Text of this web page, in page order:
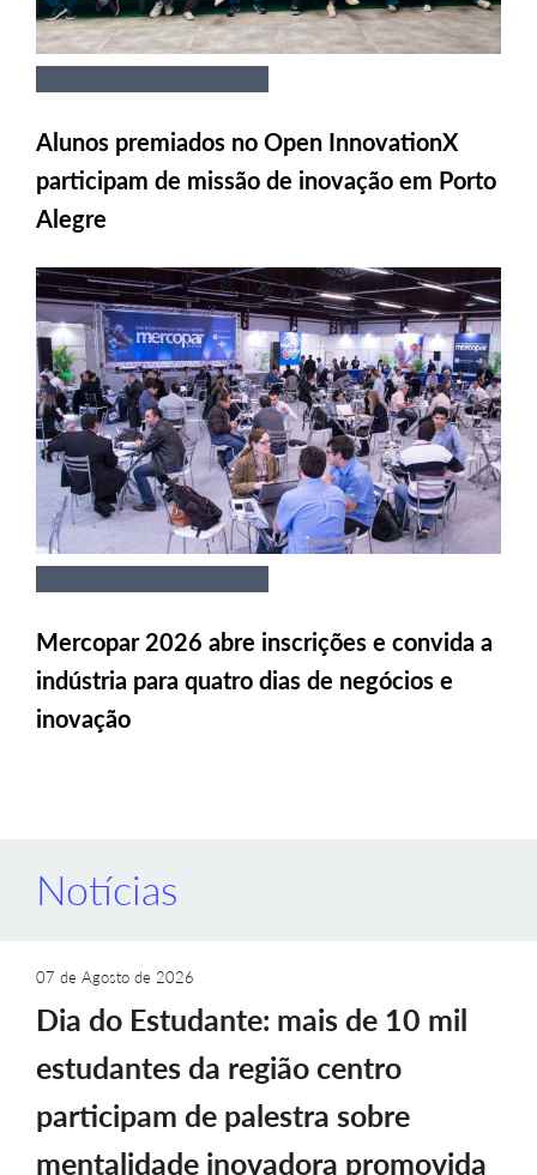
Alunos premiados no Open InnovationX
participam de missão de inovação em Porto
Alegre
Mercopar 2026 abre inscrições e convida a
indústria para quatro dias de negócios e
inovação
Notícias
07 de Agosto de 2026
Dia do Estudante: mais de 10 mil
estudantes da região centro
participam de palestra sobre
mentalidade inovadora promovida